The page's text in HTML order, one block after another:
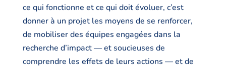
ce qui fonctionne et ce qui doit évoluer, c’est
donner à un projet les moyens de se renforcer,
de mobiliser des équipes engagées dans la
recherche d’impact — et soucieuses de
comprendre les effets de leurs actions — et de